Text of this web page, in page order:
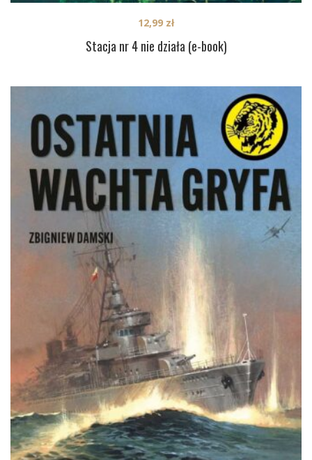
Stacja nr 4 nie działa (e-book)
12,99 zł